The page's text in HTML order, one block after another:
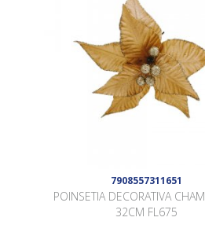
7908557311651
POINSETIA DECORATIVA
32CM FL675